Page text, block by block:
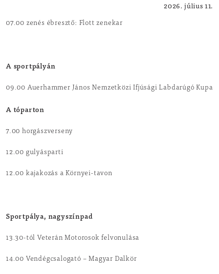
2026. július 11.
07.00 zenés ébresztő: Flott zenekar
A sportpályán
09.00 Auerhammer János Nemzetközi Ifjúsági Labdarúgó Kupa
A tóparton
7.00 horgászverseny
12.00 gulyásparti
12.00 kajakozás a Környei-tavon
Sportpálya, nagyszínpad
13.30-tól Veterán Motorosok felvonulása
14.00 Vendégcsalogató – Magyar Dalkör